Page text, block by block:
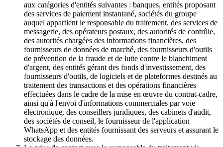
aux catégories d'entités suivantes : banques, entités proposant
des services de paiement instantané, sociétés du groupe
auquel appartient le responsable du traitement, des services de
messagerie, des opérateurs postaux, des autorités de contrôle,
des autorités chargées des informations financières, des
fournisseurs de données de marché, des fournisseurs d'outils
de prévention de la fraude et de lutte contre le blanchiment
d'argent, des entités gérant des fonds d'investissement, des
fournisseurs d'outils, de logiciels et de plateformes destinés au
traitement des transactions et des opérations financières
effectuées dans le cadre de la mise en œuvre du contrat-cadre,
ainsi qu'à l'envoi d'informations commerciales par voie
électronique, des conseillers juridiques, des cabinets d'audit,
des sociétés de conseil, le fournisseur de l'application
WhatsApp et des entités fournissant des serveurs et assurant le
stockage des données.